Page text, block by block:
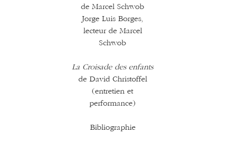
de Marcel Schwob
Jorge Luis Borges,
lecteur de Marcel
Schwob
La Croisade des enfants
de David Christoffel
(entretien et
performance)
Bibliographie